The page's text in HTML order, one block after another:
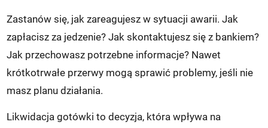
Zastanów się, jak zareagujesz w sytuacji awarii. Jak
zapłacisz za jedzenie? Jak skontaktujesz się z bankiem?
Jak przechowasz potrzebne informacje? Nawet
krótkotrwałe przerwy mogą sprawić problemy, jeśli nie
masz planu działania.
Likwidacja gotówki to decyzja, która wpływa na